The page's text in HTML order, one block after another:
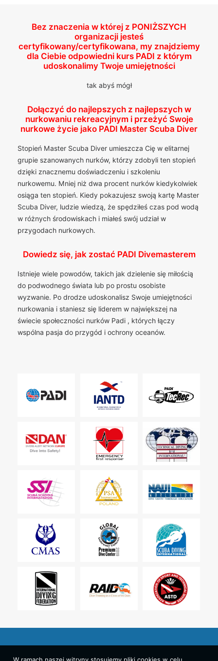
Bez znaczenia w której z PONIŻSZYCH
organizacji jesteś
certyfikowany/certyfikowana, my znajdziemy
dla Ciebie odpowiedni kurs PADI z którym
udoskonalimy Twoje umiejętności
tak abyś mógł
Dołączyć do najlepszych z najlepszych w
nurkowaniu rekreacyjnym i przeżyć Swoje
nurkowe życie jako PADI Master Scuba Diver
Stopień Master Scuba Diver umieszcza Cię w elitarnej
grupie szanowanych nurków, którzy zdobyli ten stopień
dzięki znacznemu doświadczeniu i szkoleniu
nurkowemu. Mniej niż dwa procent nurków kiedykolwiek
osiąga ten stopień. Kiedy pokazujesz swoją kartę Master
Scuba Diver, ludzie wiedzą, że spędziłeś czas pod wodą
w różnych środowiskach i miałeś swój udział w
przygodach nurkowych.
Dowiedz się, jak zostać PADI Divemasterem
Istnieje wiele powodów, takich jak dzielenie się miłością
do podwodnego świata lub po prostu osobiste
wyzwanie. Po drodze udoskonalisz Swoje umiejętności
nurkowania i staniesz się liderem w największej na
świecie społeczności nurków Padi , których łączy
wspólna pasja do przygód i ochrony oceanów.